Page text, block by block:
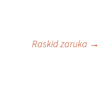
Raskid zaruka →